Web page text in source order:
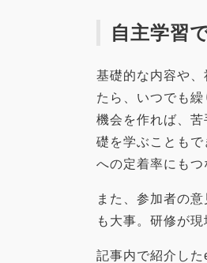
自主学習
基礎的な内容や
たら、いつでも
機会を作れば、
礎を学ぶことも
への定着率にもつ
また、参加者の
も大事。研修が
記事内で紹介した